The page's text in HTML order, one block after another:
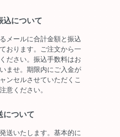
込について
メールに合計金額と振込
おります。ご注文から一
ださい。振込手数料はお
ませ。期限内にご入金が
ンセルさせていただくこ
意ください。
について
送いたします。基本的に